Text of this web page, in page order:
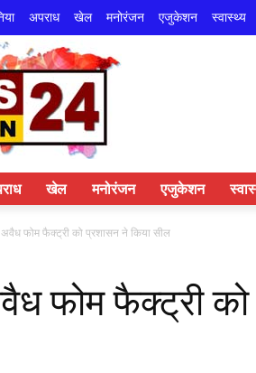
अपराध खेल मनोरंजन एजुकेशन स्वास्थ्य
खेल मनोरंजन एजुकेशन
अवैध फोम फैक्ट्री को प्रशासन ने किया सील
अवैध फोम फैक्ट्री